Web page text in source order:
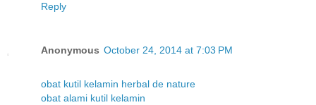
Reply
Anonymous October 24, 2014 at 7:03 PM
obat kutil kelamin herbal de nature
obat alami kutil kelamin